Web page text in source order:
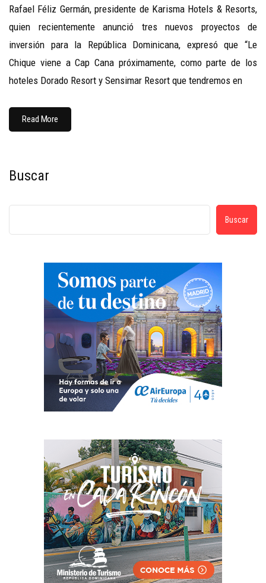
Rafael Féliz Germán, presidente de Karisma Hotels & Resorts,
quien recientemente anunció tres nuevos proyectos de
inversión para la República Dominicana, expresó que “Le
Chique viene a Cap Cana próximamente, como parte de los
hoteles Dorado Resort y Sensimar Resort que tendremos en
Read More
Buscar
Buscar